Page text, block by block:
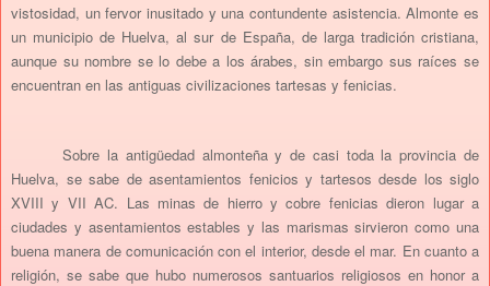
vistosidad, un fervor inusitado y una contundente asistencia. Almonte es
un municipio de Huelva, al sur de España, de larga tradición cristiana,
aunque su nombre se lo debe a los árabes, sin embargo sus raíces se
encuentran en las antiguas civilizaciones tartesas y fenicias.
Sobre la antigüedad almonteña y de casi toda la provincia de
Huelva, se sabe de asentamientos fenicios y tartesos desde los siglo
XVIII y VII AC. Las minas de hierro y cobre fenicias dieron lugar a
ciudades y asentamientos estables y las marismas sirvieron como una
buena manera de comunicación con el interior, desde el mar. En cuanto a
religión, se sabe que hubo numerosos santuarios religiosos en honor a